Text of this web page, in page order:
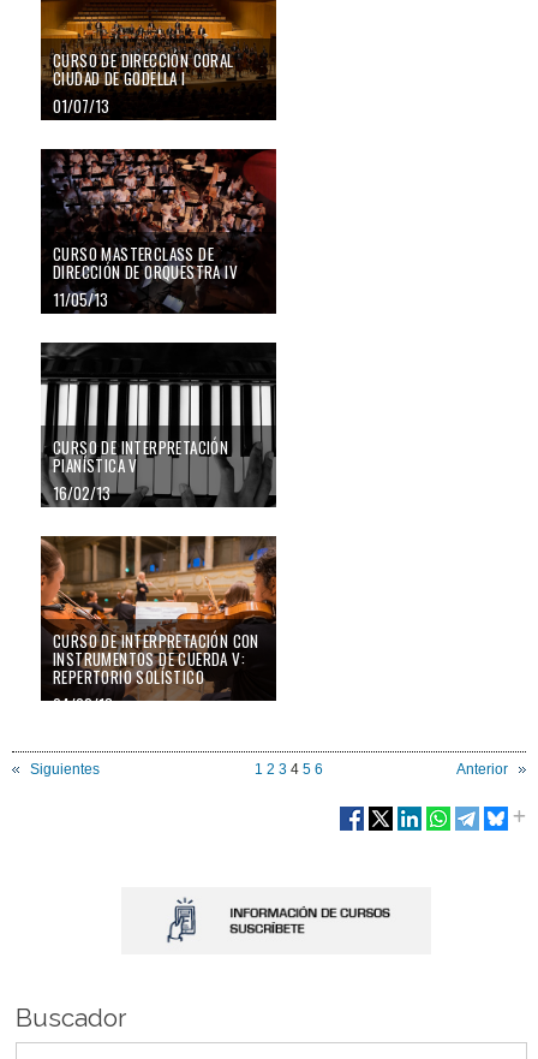
CURSO DE DIRECCIÓN CORAL
CIUDAD DE GODELLA I
01/07/13
CURSO MASTERCLASS DE
DIRECCIÓN DE ORQUESTRA IV
11/05/13
CURSO DE INTERPRETACIÓN
PIANÍSTICA V
16/02/13
CURSO DE INTERPRETACIÓN CON
INSTRUMENTOS DE CUERDA V:
REPERTORIO SOLÍSTICO
04/02/13
Siguientes Anterior
1 2 3 4 5 6
Buscador